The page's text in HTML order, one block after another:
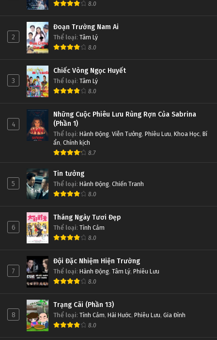
8.0
2
Đoạn Trường Nam Ai
Thể loại: Tâm Lý
8.0
3
Chiếc Vòng Ngọc Huyết
Thể loại: Tâm Lý
8.0
4
Những Cuộc Phiêu Lưu Rùng Rợn Của Sabrina
(Phần 1)
Thể loại: Hành Động, Viễn Tưởng, Phiêu Lưu, Khoa Học, Bí
ẩn, Chính kịch
8.7
5
Tin tưởng
Thể loại: Hành Động, Chiến Tranh
8.0
6
Tháng Ngày Tươi Đẹp
Thể loại: Tình Cảm
8.0
7
Đội Đặc Nhiệm Hiện Trường
Thể loại: Hành Động, Tâm Lý, Phiêu Lưu
8.0
8
Trạng Cãi (Phần 13)
Thể loại: Tình Cảm, Hài Hước, Phiêu Lưu, Gia Đình
8.0